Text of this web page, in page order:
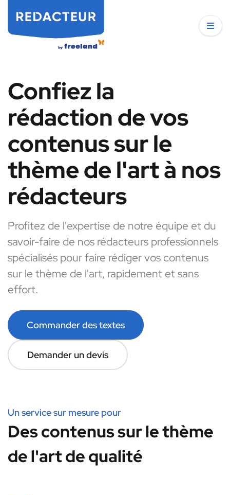
Confiez la
rédaction de vos
contenus sur le
thème de l'art à nos
rédacteurs
Profitez de l'expertise de notre équipe et du
savoir-faire de nos rédacteurs professionnels
spécialisés pour faire rédiger vos contenus
sur le thème de l'art, rapidement et sans
effort.
Commander des textes
Demander un devis
Un service sur mesure pour
Des contenus sur le thème
de l'art de qualité